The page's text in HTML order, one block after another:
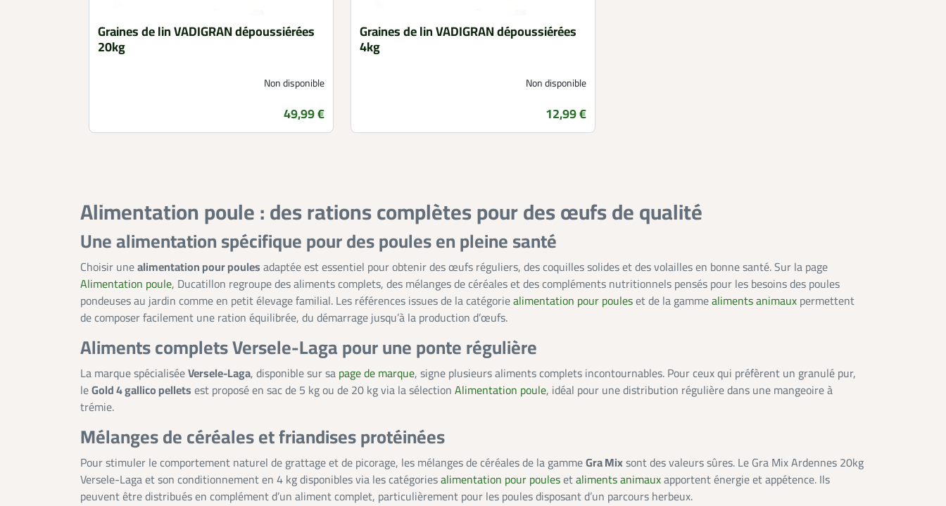
Graines de lin VADIGRAN dépoussiérées
20kg
Non disponible
Prix
49,99 €
Graines de lin VADIGRAN dépoussiérées
4kg
Non disponible
Prix
12,99 €
Alimentation poule : des rations complètes pour des œufs de qualité
Une alimentation spécifique pour des poules en pleine santé
Choisir unealimentation pour poules adaptée est essentiel pour obtenir des œufs réguliers, des coquilles solides et des volailles en bonne santé. Sur la page
Alimentation poule, Ducatillon regroupe des aliments complets, des mélanges de céréales et des compléments nutritionnels pensés pour les besoins des poules
pondeuses au jardin comme en petit élevage familial. Les références issues de la catégoriealimentation pour pouleset de la gammealiments animaux permettent
de composer facilement une ration équilibrée, du démarrage jusqu’à la production d’œufs.
Aliments complets Versele-Laga pour une ponte régulière
La marque spécialiséeVersele-Laga, disponible sur sa page de marque, signe plusieurs aliments complets incontournables. Pour ceux qui préfèrent un granulé pur,
leGold 4 gallico pellets est proposé en sac de 5 kg ou de 20 kg via la sélection Alimentation poule, idéal pour une distribution régulière dans une mangeoire à
trémie.
Mélanges de céréales et friandises protéinées
Pour stimuler le comportement naturel de grattage et de picorage, les mélanges de céréales de la gammeGra Mixsont des valeurs sûres. Le Gra Mix Ardennes 20kg
Versele-Laga et son conditionnement en 4 kg disponibles via les catégoriesalimentation pour poulesetaliments animauxapportent énergie et appétence. Ils
peuvent être distribués en complément d’un aliment complet, particulièrement pour les poules disposant d’un parcours herbeux.